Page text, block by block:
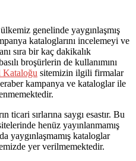
genelinde yaygınlaşmış
kataloglarını incelemeyi ve
sıra bir kaç dakikalık
broşürlerin de kullanımını
Kataloğu sitemizin ilgili firmalar
kampanya ve kataloglar ile
ticari sırlarına saygı esastır. Bu
henüz yayınlanmamış
yaygınlaşmamış kataloglar
yer verilmemektedir.